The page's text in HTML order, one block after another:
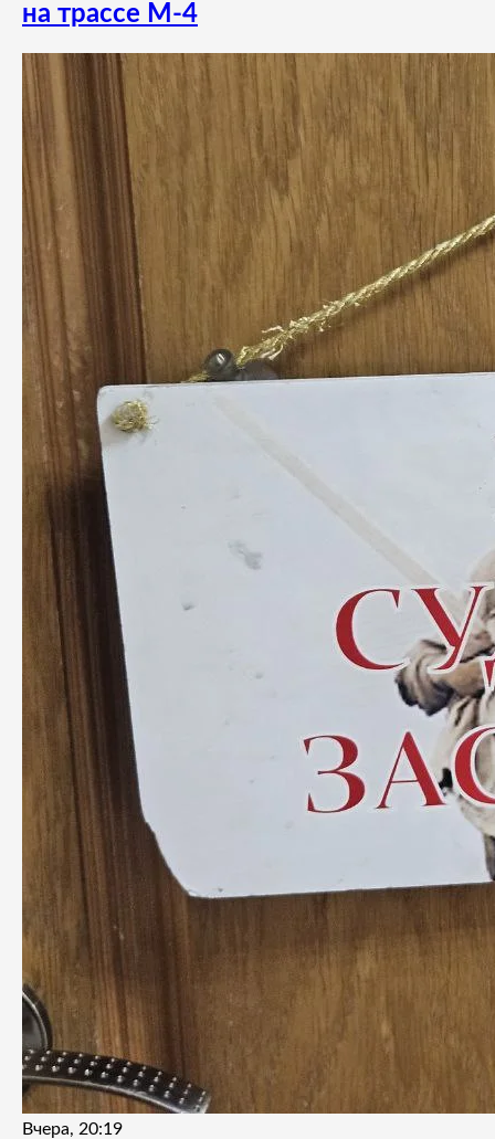
на трассе М-4
Вчера, 20:19